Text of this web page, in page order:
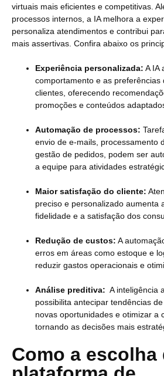
virtuais mais eficientes e competitivas.
processos internos, a IA melhora a
personaliza atendimentos e contribui
mais assertivas. Confira abaixo os
Experiência personalizada: A IA
comportamento e as preferências
clientes, oferecendo
promoções e conteúdos
Automação de processos:
envio de e-mails, processamento
gestão de pedidos, podem ser
a equipe para atividades
Maior satisfação do cliente:
preciso e personalizado aumenta
fidelidade e a satisfação dos
Redução de custos: A
erros em áreas como estoque e
reduzir gastos operacionais e
Análise preditiva: A inteligência
possibilita antecipar tendências
novas oportunidades e otimizar a
tornando as decisões mais
Como a escolha